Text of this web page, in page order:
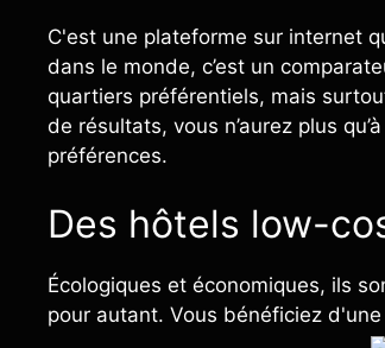
C'est une plateforme sur internet
dans le monde, c’est un
quartiers préférentiels, mais
de résultats, vous n’aurez plus
préférences.
Des hôtels low-
Écologiques et économiques, ils
pour autant. Vous bénéficiez